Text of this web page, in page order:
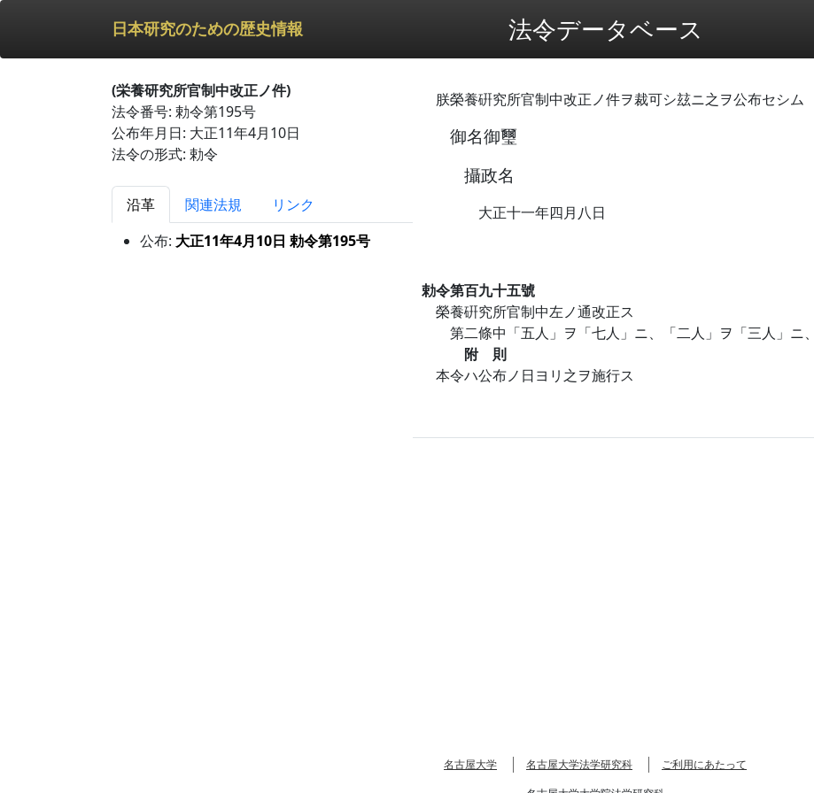
日本研究のための歴史情報 法令データベース
(栄養研究所官制中改正ノ件)
法令番号: 勅令第195号
公布年月日: 大正11年4月10日
法令の形式: 勅令
沿革 関連法規
リンク
公布: 大正11年4月10日 勅令第195号
朕榮養硏究所官制中改正ノ件ヲ裁可シ玆ニ之ヲ公布セシム
御名御璽
攝政名
大正十一年四月八日
勅令第百九十五號
榮養硏究所官制中左ノ通改正ス
第二條中「五人」ヲ「七人」ニ、「二人」ヲ「三人」ニ
附 則
本令ハ公布ノ日ヨリ之ヲ施行ス
名古屋大学 名古屋大学法学研究科
ご利用にあたって